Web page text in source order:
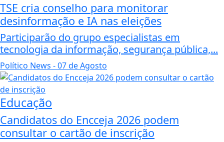
TSE cria conselho para monitorar
desinformação e IA nas eleições
Participarão do grupo especialistas em
tecnologia da informação, segurança pública,...
Político News - 07 de Agosto
Educação
Candidatos do Encceja 2026 podem
consultar o cartão de inscrição